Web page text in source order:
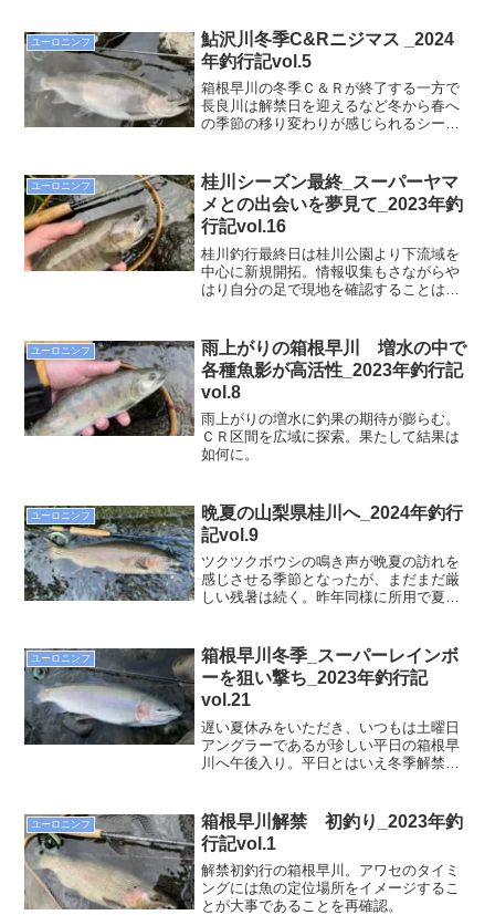
ユーロニンフ
鮎沢川冬季C&Rニジマス _2024
年釣行記vol.5
箱根早川の冬季Ｃ＆Ｒが終了する一方で
長良川は解禁日を迎えるなど冬から春へ
の季節の移り変わりが感じられるシーズ
中、60、63のビックレインボーをキャッ
チ。
ユーロニンフ
桂川シーズン最終_スーパーヤマ
メとの出会いを夢見て_2023年釣
行記vol.16
桂川釣行最終日は桂川公園より下流域を
中心に新規開拓。情報収集もさながらや
はり自分の足で現地を確認することは欠
から尚更だ。来シーズンに繋げるために
も見聞きした情報を現地で確認。
ユーロニンフ
雨上がりの箱根早川 増水の中で
各種魚影が高活性_2023年釣行記
vol.8
雨上がりの増水に釣果の期待が膨らむ。
ＣＲ区間を広域に探索。果たして結果は
如何に。
ユーロニンフ
晩夏の山梨県桂川へ_2024年釣行
記vol.9
ツクツクボウシの鳴き声が晩夏の訪れを
感じさせる季節となったが、まだまだ厳
しい残暑は続く。昨年同様に所用で夏場
士山の伏流水だけあって、残暑下にあっ
ても川の水は冷たく清い。
ユーロニンフ
箱根早川冬季_スーパーレインボ
ーを狙い撃ち_2023年釣行記
vol.21
遅い夏休みをいただき、いつもは土曜日
アングラーであるが珍しい平日の箱根早
川へ午後入り。平日とはいえ冬季解禁間
人が刺さっていた。太閤橋の下のプール
には橋から覗き込む釣り人も多く、毎年
とんでもないサイズのニジマスが放流さ
れる。また、上流からも落ちてくる魚も
多いためシーズン通して多くのニジマス
を拝むことができる。前回、そこそこの
ユーロニンフ
箱根早川解禁 初釣り_2023年釣
行記vol.1
解禁初釣行の箱根早川。アワセのタイミ
ングには魚の定位場所をイメージするこ
とが大事であることを再確認。